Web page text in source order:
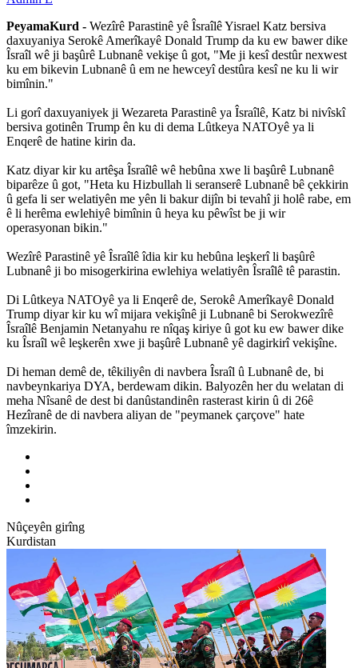
PeyamaKurd - Wezîrê Parastinê yê Îsraîlê Yisrael Katz bersiva
daxuyaniya Serokê Amerîkayê Donald Trump da ku ew bawer dike
Îsraîl wê ji başûrê Lubnanê vekişe û got, "Me ji kesî destûr nexwest
ku em bikevin Lubnanê û em ne hewceyî destûra kesî ne ku li wir
bimînin."
Li gorî daxuyaniyek ji Wezareta Parastinê ya Îsraîlê, Katz bi nivîskî
bersiva gotinên Trump ên ku di dema Lûtkeya NATOyê ya li
Enqerê de hatine kirin da.
Katz diyar kir ku artêşa Îsraîlê wê hebûna xwe li başûrê Lubnanê
biparêze û got, "Heta ku Hizbullah li seranserê Lubnanê bê çekkirin
û gefa li ser welatiyên me yên li bakur dijîn bi tevahî ji holê rabe, em
ê li herêma ewlehiyê bimînin û heya ku pêwîst be ji wir
operasyonan bikin."
Wezîrê Parastinê yê Îsraîlê îdia kir ku hebûna leşkerî li başûrê
Lubnanê ji bo misogerkirina ewlehiya welatiyên Îsraîlê tê parastin.
Di Lûtkeya NATOyê ya li Enqerê de, Serokê Amerîkayê Donald
Trump diyar kir ku wî mijara vekişînê ji Lubnanê bi Serokwezîrê
Îsraîlê Benjamin Netanyahu re nîqaş kiriye û got ku ew bawer dike
ku Îsraîl wê leşkerên xwe ji başûrê Lubnanê yê dagirkirî vekişîne.
Di heman demê de, têkiliyên di navbera Îsraîl û Lubnanê de, bi
navbeynkariya DYA, berdewam dikin. Balyozên her du welatan di
meha Nîsanê de dest bi danûstandinên rasterast kirin û di 26ê
Hezîranê de di navbera aliyan de "peymanek çarçove" hate
îmzekirin.
Nûçeyên girîng
Kurdistan